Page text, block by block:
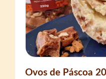
Ovos de Páscoa